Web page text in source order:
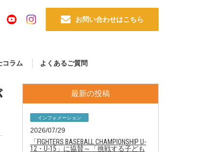
お問い合わせはこちら
コラム よくあるご質問
最新の投稿
インフォメーション
2026/07/29
「FIGHTERS BASEBALL CHAMPIONSHIP U-
12・U-15」に協賛～「挑戦する子ども